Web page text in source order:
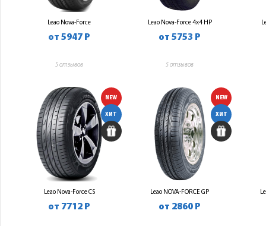
Leao Nova-Force
от 5947 Р
5 отзывов
Leao Nova-Force 4x4 HP
от 5753 Р
5 отзывов
NEW
ХИТ
Leao Nova-Force CS
от 7712 Р
NEW
ХИТ
Leao NOVA-FORCE GP
от 2860 Р